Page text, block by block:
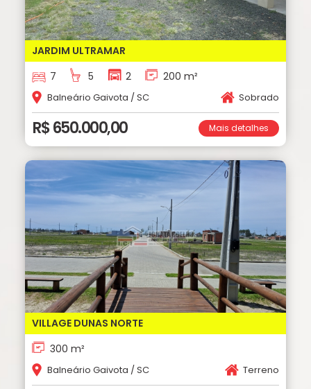
JARDIM ULTRAMAR
7
5 2 200 m²
Balneário Gaivota / SC Sobrado
R$ 650.000,00 Mais detalhes
VILLAGE DUNAS NORTE
300 m²
Balneário Gaivota / SC Terreno